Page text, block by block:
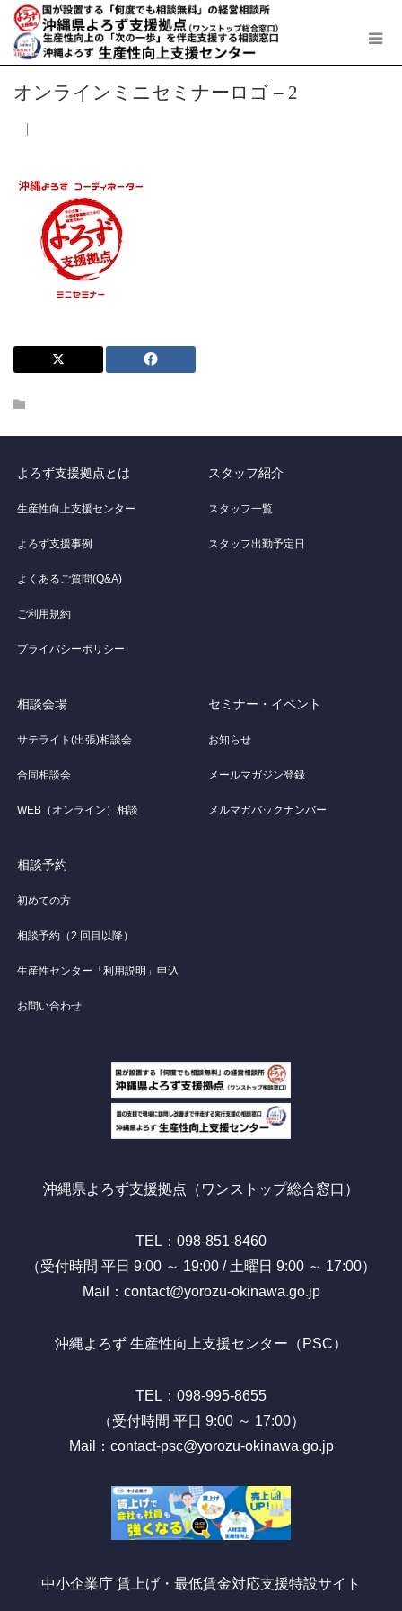
オンラインミニセミナーロゴ – 2
よろず支援拠点とは
生産性向上支援センター
よろず支援事例
よくあるご質問(Q&A)
ご利用規約
プライバシーポリシー
スタッフ紹介
スタッフ一覧
スタッフ出勤予定日
相談会場
サテライト(出張)相談会
合同相談会
WEB（オンライン）相談
セミナー・イベント
お知らせ
メールマガジン登録
メルマガバックナンバー
相談予約
初めての方
相談予約（2 回目以降）
生産性センター「利用説明」申込
お問い合わせ
沖縄県よろず支援拠点（ワンストップ総合窓口）
TEL：098-851-8460
（受付時間 平日 9:00 ～ 19:00 / 土曜日 9:00 ～ 17:00）
Mail：contact@yorozu-okinawa.go.jp
沖縄よろず 生産性向上支援センター（PSC）
TEL：098-995-8655
（受付時間 平日 9:00 ～ 17:00）
Mail：contact-psc@yorozu-okinawa.go.jp
中小企業庁 賃上げ・最低賃金対応支援特設サイト